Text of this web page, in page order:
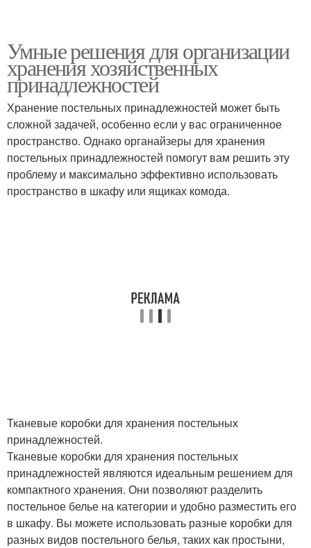
Умные решения для организации
хранения хозяйственных
принадлежностей
Хранение постельных принадлежностей может быть
сложной задачей, особенно если у вас ограниченное
пространство. Однако органайзеры для хранения
постельных принадлежностей помогут вам решить эту
проблему и максимально эффективно использовать
пространство в шкафу или ящиках комода.
Тканевые коробки для хранения постельных
принадлежностей.
Тканевые коробки для хранения постельных
принадлежностей являются идеальным решением для
компактного хранения. Они позволяют разделить
постельное белье на категории и удобно разместить его
в шкафу. Вы можете использовать разные коробки для
разных видов постельного белья, таких как простыни,